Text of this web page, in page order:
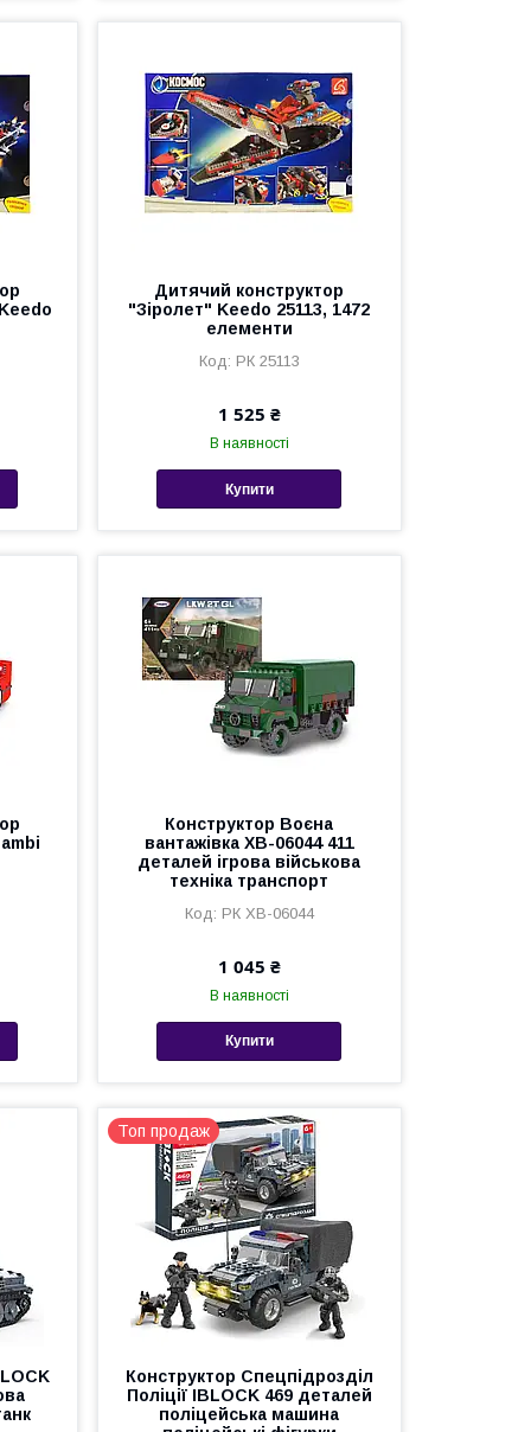
Дитячий конструктор
"Зіролет" Keedo 25113, 1472
елементи
РК 25113
1 525 ₴
В наявності
Купити
Конструктор Воєна
вантажівка XB-06044 411
деталей ігрова військова
техніка транспорт
РК XB-06044
1 045 ₴
В наявності
Купити
Топ продаж
Конструктор Спецпідрозділ
Поліції IBLOCK 469 деталей
поліцейська машина